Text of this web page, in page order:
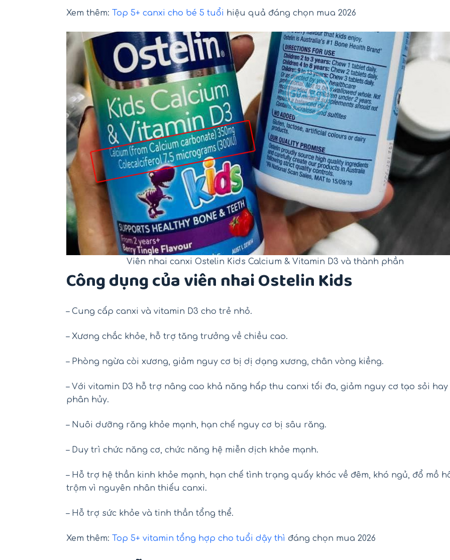
Xem thêm: Top 5+ canxi cho bé 5 tuổi hiệu quả đáng chọn mua 2026
Viên nhai canxi Ostelin Kids Calcium & Vitamin D3 và thành phần
Công dụng của viên nhai Ostelin Kids
– Cung cấp canxi và vitamin D3 cho trẻ nhỏ.
– Xương chắc khỏe, hỗ trợ tăng trưởng về chiều cao.
– Phòng ngừa còi xương, giảm nguy cơ bị dị dạng xương, chân vòng kiềng.
– Với vitamin D3 hỗ trợ nâng cao khả năng hấp thu canxi tối đa, giảm nguy cơ tạo sỏi
phân hủy.
– Nuôi dưỡng răng khỏe mạnh, hạn chế nguy cơ bị sâu răng.
– Duy trì chức năng cơ, chức năng hệ miễn dịch khỏe mạnh.
– Hỗ trợ hệ thần kinh khỏe mạnh, hạn chế tình trạng quấy khóc về đêm, khó ngủ, đổ mồ
trộm vì nguyên nhân thiếu canxi.
– Hỗ trợ sức khỏe và tinh thần tổng thể.
Xem thêm: Top 5+ vitamin tổng hợp cho tuổi dậy thì đáng chọn mua 2026